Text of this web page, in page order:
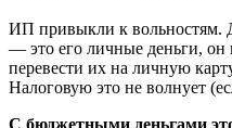
ИП привыкли к вольностям.
— это его личные деньги,
перевести их на личную
Налоговую это не волнует